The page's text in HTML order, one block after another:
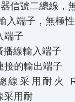
號二總線，
端子，無極性
端子
線輸入端子
的輸出端子
線采用耐火
采用耐